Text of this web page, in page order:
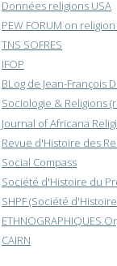
Données religions USA
PEW FORUM on
TNS SOFRES
IFOP
BLog de Jean-François
Sociologie & Religions
Journal of Africana
Revue d'Histoire des
Social Compass
Société d'Histoire du
SHPF (Société
CAIRN